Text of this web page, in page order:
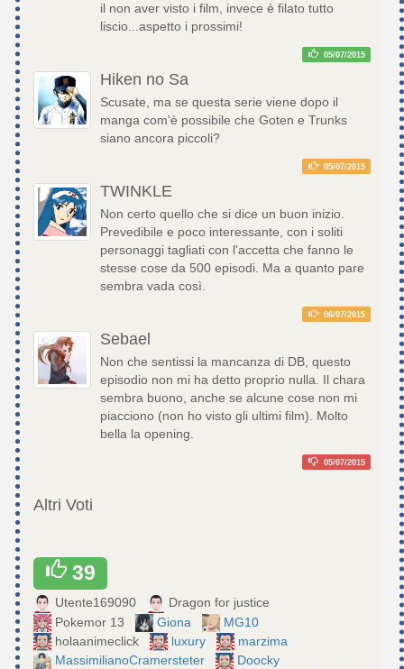
il non aver visto i film, invece è filato tutto
liscio...aspetto i prossimi!
05/07/2015
Hiken no Sa
Scusate, ma se questa serie viene dopo il
manga com'è possibile che Goten e Trunks
siano ancora piccoli?
05/07/2015
TWINKLE
Non certo quello che si dice un buon inizio.
Prevedibile e poco interessante, con i soliti
personaggi tagliati con l'accetta che fanno le
stesse cose da 500 episodi. Ma a quanto pare
sembra vada così.
06/07/2015
Sebael
Non che sentissi la mancanza di DB, questo
episodio non mi ha detto proprio nulla. Il chara
sembra buono, anche se alcune cose non mi
piacciono (non ho visto gli ultimi film). Molto
bella la opening.
05/07/2015
Altri Voti
39
Utente169090
Dragon for justice
Pokemor 13
Giona
MG10
holaanimeclick
luxury
marzima
MassimilianoCramersteter
Doocky